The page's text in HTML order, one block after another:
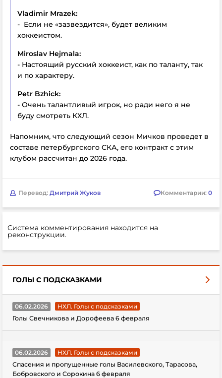
Vladimir Mrazek:
- Если не «зазвездится», будет великим
хоккеистом.
Miroslav Hejmala:
- Настоящий русский хоккеист, как по таланту, так
и по характеру.
Petr Bzhick:
- Очень талантливый игрок, но ради него я не
буду смотреть КХЛ.
Напомним, что следующий сезон Мичков проведет в
составе петербургского СКА, его контракт с этим
клубом рассчитан до 2026 года.
Перевод: Дмитрий Жуков Комментарии: 0
Система комментирования находится на
реконструкции.
ГОЛЫ С ПОДСКАЗКАМИ
06.02.2026
НХЛ. Голы с подсказками
Голы Свечникова и Дорофеева 6 февраля
06.02.2026
НХЛ. Голы с подсказками
Спасения и пропущенные голы Василевского, Тарасова,
Бобровского и Сорокина 6 февраля